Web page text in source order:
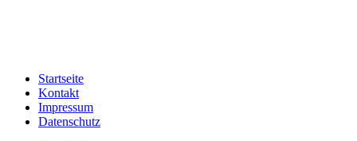
Startseite
Kontakt
Impressum
Datenschutz